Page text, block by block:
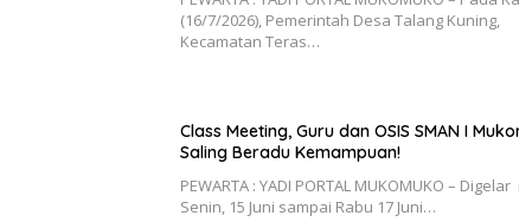
(16/7/2026), Pemerintah Desa Talang Kuning,
Kecamatan Teras…
Class Meeting, Guru dan OSIS SMAN I
Saling Beradu Kemampuan!
PEWARTA : YADI PORTAL MUKOMUKO –
Senin, 15 Juni sampai Rabu 17 Juni…